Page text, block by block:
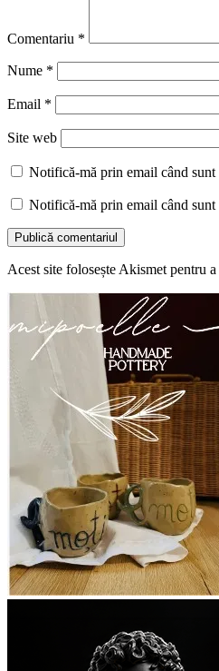
Comentariu *
Nume *
Email *
Site web
Notifică-mă prin email când
Notifică-mă prin email când
Acest site folosește Akismet pentru